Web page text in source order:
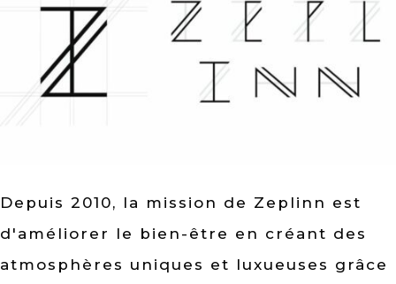
Depuis 2010, la mission de Zeplinn est
d'améliorer le bien-être en créant des
atmosphères uniques et luxueuses grâce